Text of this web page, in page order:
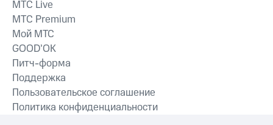
MTС Live
MTС Premium
Мой МТС
GOOD’OK
Питч-форма
Поддержка
Пользовательское соглашение
Политика конфиденциальности